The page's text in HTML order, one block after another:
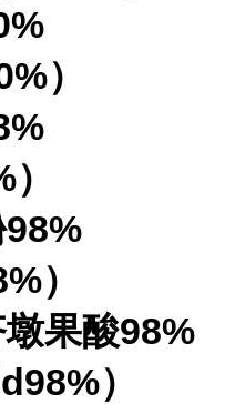
）
98%
）
墩果酸98%
）